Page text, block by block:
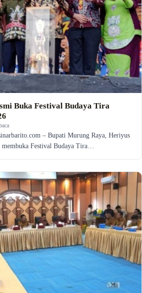
Buka Festival Budaya Tira
– Bupati Murung Raya, Heriyus
membuka Festival Budaya Tira…